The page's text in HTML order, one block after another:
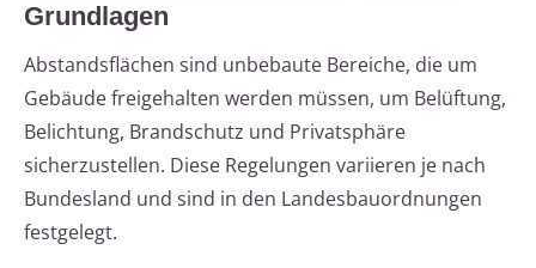
Grundlagen
Abstandsflächen sind unbebaute Bereiche, die um
Gebäude freigehalten werden müssen, um Belüftung,
Belichtung, Brandschutz und Privatsphäre
sicherzustellen. Diese Regelungen variieren je nach
Bundesland und sind in den Landesbauordnungen
festgelegt.